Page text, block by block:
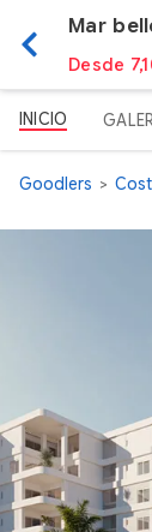
Mar
Desde
INICIO
Goodlers